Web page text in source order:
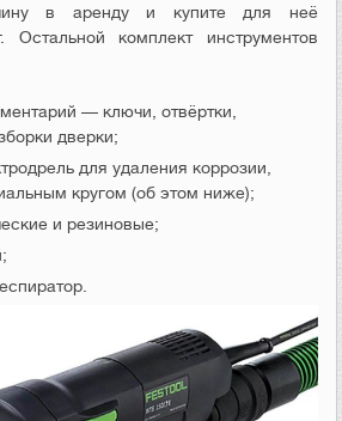
в аренду и купите для неё
Остальной комплект инструментов
— ключи, отвёртки,
дверки;
для удаления коррозии,
кругом (об этом ниже);
и резиновые;